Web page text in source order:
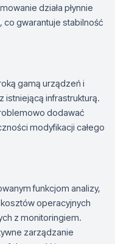
działa płynnie
co gwarantuje stabilność
gamą urządzeń i
istniejącą infrastrukturą.
dodawać
modyfikacji całego
funkcjom analizy,
operacyjnych
z monitoringiem.
zarządzanie